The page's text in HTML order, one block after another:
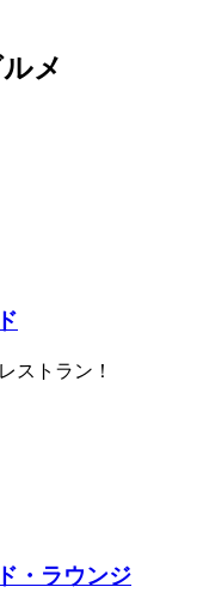
メ
ストラン！
・ラウンジ